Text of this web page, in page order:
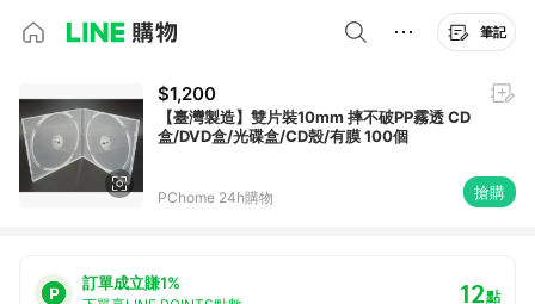
筆記
$1,200
【臺灣製造】雙片裝10mm 摔不破PP霧透 CD
盒/DVD盒/光碟盒/CD殼/有膜 100個
PChome 24h購物 搶購
訂單成立賺1% 12點